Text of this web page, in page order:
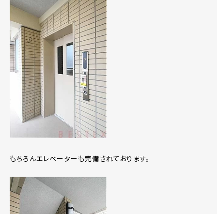
もちろんエレベーターも完備されております。